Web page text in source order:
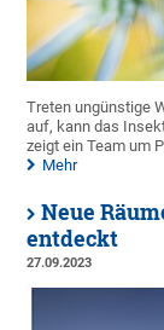
Treten ungünstige
auf, kann das
zeigt ein Team um
Mehr
Neue
entdeckt
27.09.2023